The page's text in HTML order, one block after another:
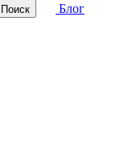
Поиск
Блог